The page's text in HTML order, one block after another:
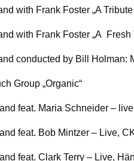
with Frank Foster „A
with Frank Foster „A Fresh
conducted by Bill Holman:
Group „Organic“
feat. Maria Schneider –
feat. Bob Mintzer – Live,
feat. Clark Terry – Live,